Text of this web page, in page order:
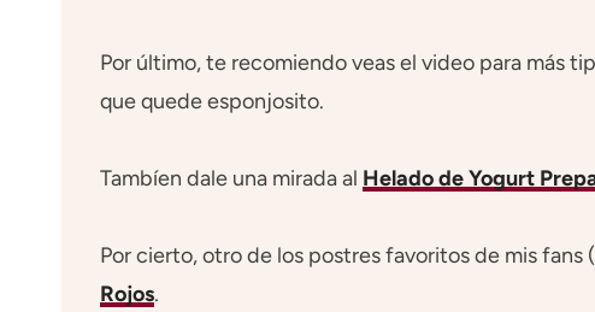
Por último, te recomiendo veas el video para más
que quede esponjosito.
Tambíen dale una mirada al Helado de Yogurt
Por cierto, otro de los postres favoritos de mis fans
Rojos.